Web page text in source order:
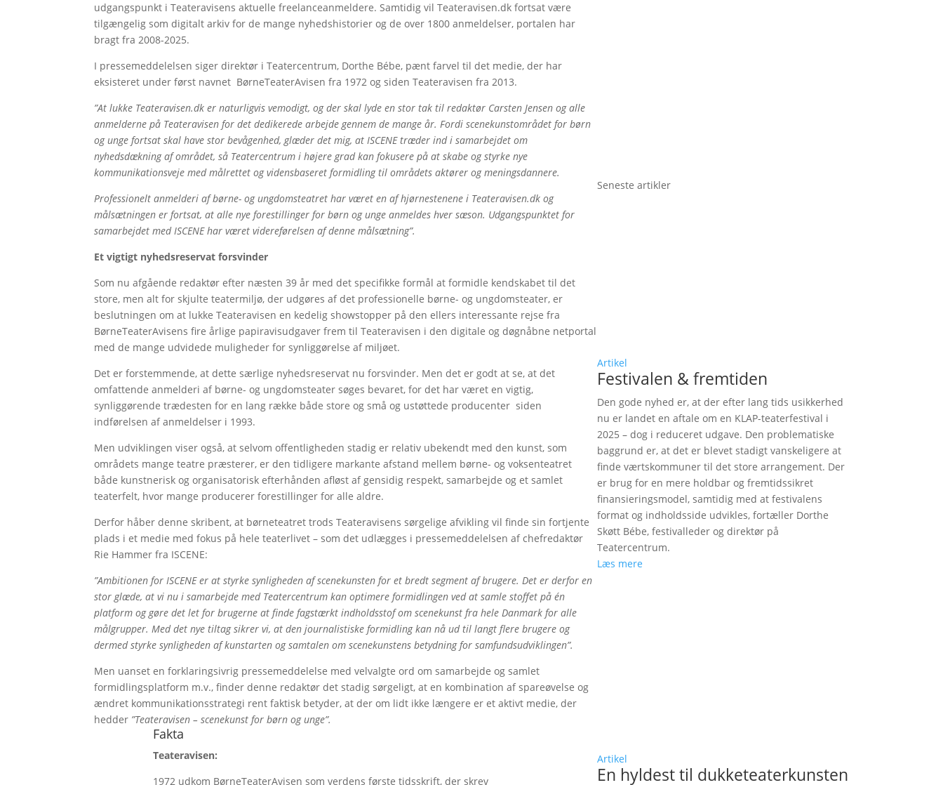
udgangspunkt i Teateravisens aktuelle freelanceanmeldere. Samtidig vil Teateravisen.dk fortsat være
tilgængelig som digitalt arkiv for de mange nyhedshistorier og de over 1800 anmeldelser, portalen har
bragt fra 2008-2025.
I pressemeddelelsen siger direktør i Teatercentrum, Dorthe Bébe, pænt farvel til det medie, der har
eksisteret under først navnet BørneTeaterAvisen fra 1972 og siden Teateravisen fra 2013.
”At lukke Teateravisen.dk er naturligvis vemodigt, og der skal lyde en stor tak til redaktør Carsten Jensen og alle
anmelderne på Teateravisen for det dedikerede arbejde gennem de mange år. Fordi scenekunstområdet for børn
og unge fortsat skal have stor bevågenhed, glæder det mig, at ISCENE træder ind i samarbejdet om
nyhedsdækning af området, så Teatercentrum i højere grad kan fokusere på at skabe og styrke nye
kommunikationsveje med målrettet og vidensbaseret formidling til områdets aktører og meningsdannere.
Professionelt anmelderi af børne- og ungdomsteatret har været en af hjørnestenene i Teateravisen.dk og
målsætningen er fortsat, at alle nye forestillinger for børn og unge anmeldes hver sæson. Udgangspunktet for
samarbejdet med ISCENE har været videreførelsen af denne målsætning”.
Et vigtigt nyhedsreservat forsvinder
Som nu afgående redaktør efter næsten 39 år med det specifikke formål at formidle kendskabet til det
store, men alt for skjulte teatermiljø, der udgøres af det professionelle børne- og ungdomsteater, er
beslutningen om at lukke Teateravisen en kedelig showstopper på den ellers interessante rejse fra
BørneTeaterAvisens fire årlige papiravisudgaver frem til Teateravisen i den digitale og døgnåbne netportal
med de mange udvidede muligheder for synliggørelse af miljøet.
Det er forstemmende, at dette særlige nyhedsreservat nu forsvinder. Men det er godt at se, at det
omfattende anmelderi af børne- og ungdomsteater søges bevaret, for det har været en vigtig,
synliggørende trædesten for en lang række både store og små og ustøttede producenter siden
indførelsen af anmeldelser i 1993.
Men udviklingen viser også, at selvom offentligheden stadig er relativ ubekendt med den kunst, som
områdets mange teatre præsterer, er den tidligere markante afstand mellem børne- og voksenteatret
både kunstnerisk og organisatorisk efterhånden afløst af gensidig respekt, samarbejde og et samlet
teaterfelt, hvor mange producerer forestillinger for alle aldre.
Derfor håber denne skribent, at børneteatret trods Teateravisens sørgelige afvikling vil finde sin fortjente
plads i et medie med fokus på hele teaterlivet – som det udlægges i pressemeddelelsen af chefredaktør
Rie Hammer fra ISCENE:
”Ambitionen for ISCENE er at styrke synligheden af scenekunsten for et bredt segment af brugere. Det er derfor en
stor glæde, at vi nu i samarbejde med Teatercentrum kan optimere formidlingen ved at samle stoffet på én
platform og gøre det let for brugerne at finde fagstærkt indholdsstof om scenekunst fra hele Danmark for alle
målgrupper. Med det nye tiltag sikrer vi, at den journalistiske formidling kan nå ud til langt flere brugere og
dermed styrke synligheden af kunstarten og samtalen om scenekunstens betydning for samfundsudviklingen”.
Men uanset en forklaringsivrig pressemeddelelse med velvalgte ord om samarbejde og samlet
formidlingsplatform m.v., finder denne redaktør det stadig sørgeligt, at en kombination af spareøvelse og
ændret kommunikationsstrategi rent faktisk betyder, at der om lidt ikke længere er et aktivt medie, der
hedder ”Teateravisen – scenekunst for børn og unge”.
Fakta
Teateravisen:
1972 udkom BørneTeaterAvisen som verdens første tidsskrift, der skrev
Seneste artikler
Artikel
Festivalen & fremtiden
Den gode nyhed er, at der efter lang tids usikkerhed
nu er landet en aftale om en KLAP-teaterfestival i
2025 – dog i reduceret udgave. Den problematiske
baggrund er, at det er blevet stadigt vanskeligere at
finde værtskommuner til det store arrangement. Der
er brug for en mere holdbar og fremtidssikret
finansieringsmodel, samtidig med at festivalens
format og indholdsside udvikles, fortæller Dorthe
Skøtt Bébe, festivalleder og direktør på
Teatercentrum.
Læs mere
Artikel
En hyldest til dukketeaterkunsten